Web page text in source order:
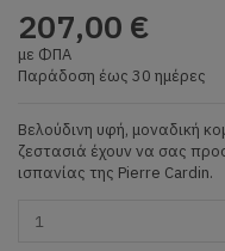
207,00 €
με ΦΠΑ
Παράδοση έως 30 ημέρες
Βελούδινη υφή, μοναδική
ζεστασιά έχουν να σας
ισπανίας της Pierre Cardin.